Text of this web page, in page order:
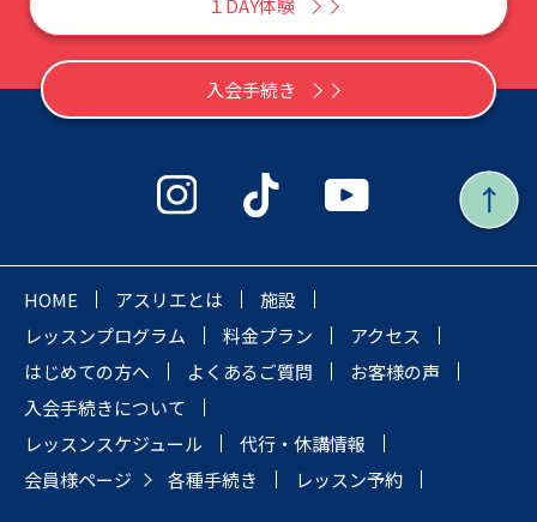
１DAY体験
入会手続き
HOME アスリエとは
施設
レッスンプログラム
料金プラン
アクセス
はじめての方へ
よくあるご質問
お客様の声
入会手続きについて
レッスンスケジュール
代行・休講情報
会員様ページ
各種手続き レッスン予約